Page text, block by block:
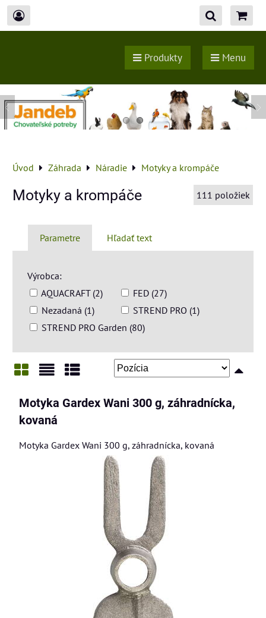
Produkty Menu
Úvod Záhrada Náradie Motyky a krompáče
Motyky a krompáče 111 položiek
Parametre Hľadať text
Výrobca:
AQUACRAFT (2)
FED (27)
Nezadaná (1)
STREND PRO (1)
STREND PRO Garden (80)
Motyka Gardex Wani 300 g, záhradnícka,
kovaná
Motyka Gardex Wani 300 g, záhradnícka, kovaná